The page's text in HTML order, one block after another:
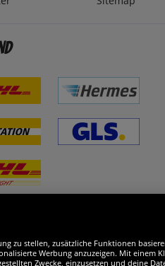
zu stellen, zusätzliche Funktionen
Werbung anzuzeigen. Mit einem
Zwecke, einzusetzen und deine